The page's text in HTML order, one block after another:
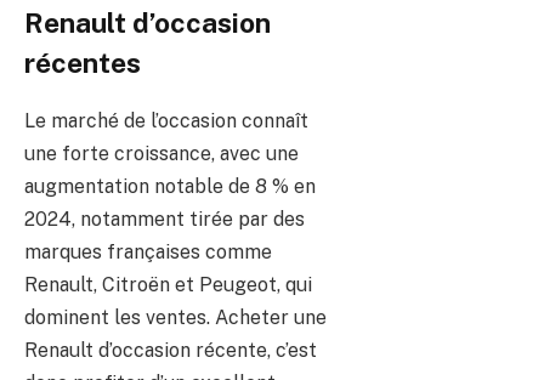
Renault d’occasion
récentes
Le marché de l’occasion connaît
une forte croissance, avec une
augmentation notable de 8 % en
2024, notamment tirée par des
marques françaises comme
Renault, Citroën et Peugeot, qui
dominent les ventes. Acheter une
Renault d’occasion récente, c’est